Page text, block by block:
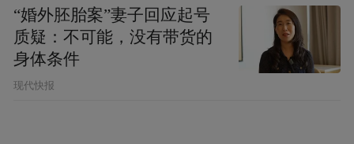
“婚外胚胎案”妻子回应起号
质疑：不可能，没有带货的
身体条件
现代快报